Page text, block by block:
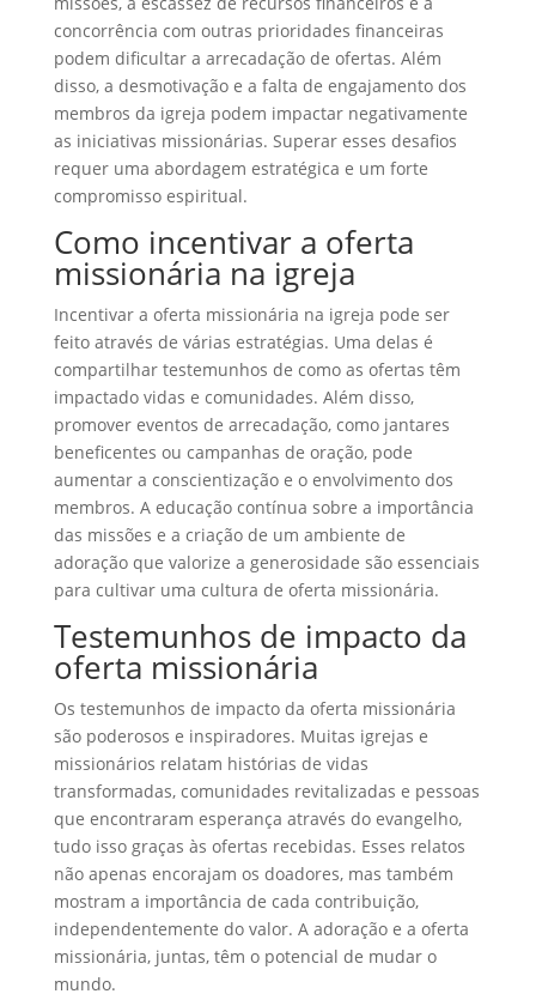
concorrência com outras prioridades financeiras
podem dificultar a arrecadação de ofertas. Além
disso, a desmotivação e a falta de engajamento dos
membros da igreja podem impactar negativamente
as iniciativas missionárias. Superar esses desafios
requer uma abordagem estratégica e um forte
compromisso espiritual.
Como incentivar a oferta
missionária na igreja
Incentivar a oferta missionária na igreja pode ser
feito através de várias estratégias. Uma delas é
compartilhar testemunhos de como as ofertas têm
impactado vidas e comunidades. Além disso,
promover eventos de arrecadação, como jantares
beneficentes ou campanhas de oração, pode
aumentar a conscientização e o envolvimento dos
membros. A educação contínua sobre a importância
das missões e a criação de um ambiente de
adoração que valorize a generosidade são essenciais
para cultivar uma cultura de oferta missionária.
Testemunhos de impacto da
oferta missionária
Os testemunhos de impacto da oferta missionária
são poderosos e inspiradores. Muitas igrejas e
missionários relatam histórias de vidas
transformadas, comunidades revitalizadas e pessoas
que encontraram esperança através do evangelho,
tudo isso graças às ofertas recebidas. Esses relatos
não apenas encorajam os doadores, mas também
mostram a importância de cada contribuição,
independentemente do valor. A adoração e a oferta
missionária, juntas, têm o potencial de mudar o
mundo.